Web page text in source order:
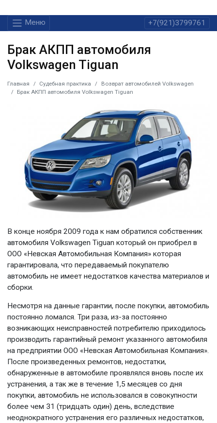
Меню +7(921)3799761
Брак АКПП автомобиля
Volkswagen Tiguan
Главная Судебная практика
Возврат автомобилей Volkswagen
Брак АКПП автомобиля Volkswagen Tiguan
В конце ноября 2009 года к нам обратился собственник
автомобиля Volkswagen Tiguan который он приобрел в
ООО «Невская Автомобильная Компания» которая
гарантировала, что передаваемый покупателю
автомобиль не имеет недостатков качества материалов и
сборки.
Несмотря на данные гарантии, после покупки, автомобиль
постоянно ломался. Три раза, из-за постоянно
возникающих неисправностей потребителю приходилось
производить гарантийный ремонт указанного автомобиля
на предприятии ООО «Невская Автомобильная Компания».
После произведенных ремонтов, недостатки,
обнаруженные в автомобиле проявлялся вновь после их
устранения, а так же в течение 1,5 месяцев со дня
покупки, автомобиль не использовался в совокупности
более чем 31 (тридцать один) день, вследствие
неоднократного устранения его различных недостатков,